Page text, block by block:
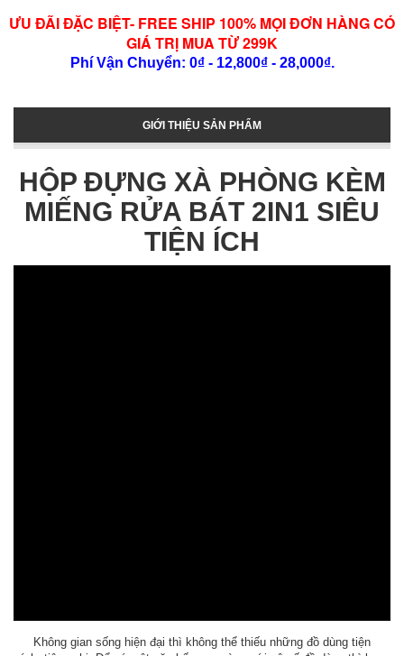
ƯU ĐÃI ĐẶC BIỆT- FREE SHIP 100% MỌI ĐƠN HÀNG CÓ
GIÁ TRỊ MUA TỪ 299K
Phí Vận Chuyển: 0₫ - 12,800₫ - 28,000₫.
GIỚI THIỆU SẢN PHẨM
HỘP ĐỰNG XÀ PHÒNG KÈM
MIẾNG RỬA BÁT 2IN1 SIÊU
TIỆN ÍCH
Không gian sống hiện đại thì không thể thiếu những đồ dùng tiện